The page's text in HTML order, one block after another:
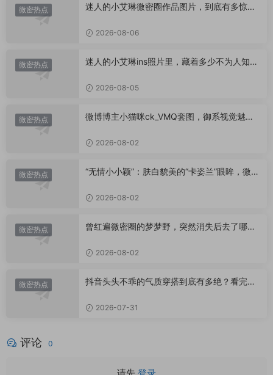
微密热点
迷人的小艾琳微密圈作品图片，到底有多惊
2026-08-06
微密热点
迷人的小艾琳ins照片里，藏着多少不为人知的
2026-08-05
微密热点
微博博主小猫咪ck_VMQ套图，御系视觉魅力
2026-08-02
微密热点
“无情小小颖”：肤白貌美的“卡姿兰”眼眸，微密
2026-08-02
微密热点
曾红遍微密圈的梦梦野，突然消失后去了哪
2026-08-02
微密热点
抖音头头不乖的气质穿搭到底有多绝？看完想
2026-07-31
评论 0